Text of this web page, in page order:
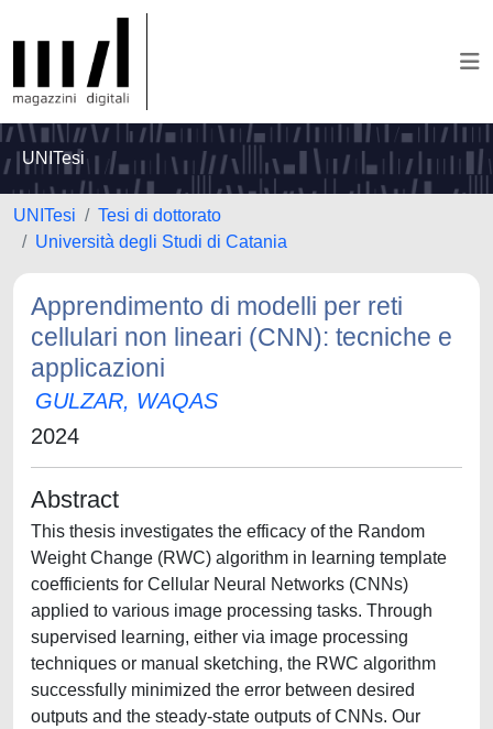
UNITesi
UNITesi
Tesi di dottorato
Università degli Studi di Catania
Apprendimento di modelli per reti
cellulari non lineari (CNN): tecniche e
applicazioni
GULZAR, WAQAS
2024
Abstract
This thesis investigates the efficacy of the Random
Weight Change (RWC) algorithm in learning template
coefficients for Cellular Neural Networks (CNNs)
applied to various image processing tasks. Through
supervised learning, either via image processing
techniques or manual sketching, the RWC algorithm
successfully minimized the error between desired
outputs and the steady-state outputs of CNNs. Our